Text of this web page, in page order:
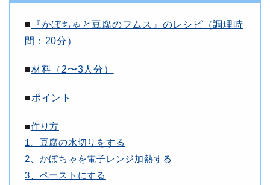
■
『かぼちゃと豆腐のフムス』のレシピ（調理時
間：20分）
■材料（2〜3人分）
■ポイント
■作り方
1、豆腐の水切りをする
2、かぼちゃを電子レンジ加熱する
3、ペーストにする